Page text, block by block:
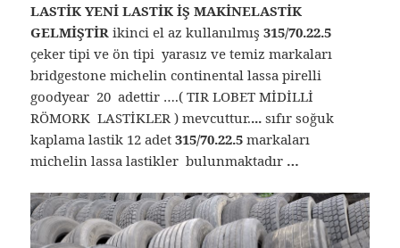
LASTİK YENİ LASTİK İŞ MAKİNELASTİK
GELMİŞTİRikinci el az kullanılmış315/70.22.5
çeker tipi ve ön tipi yarasız ve temiz markaları
bridgestone michelin continental lassa pirelli
goodyear 20 adettir ….( TIR LOBET MİDİLLİ
RÖMORK LASTİKLER ) mevcuttur....sıfır soğuk
kaplama lastik 12 adet315/70.22.5 markaları
michelin lassa lastikler bulunmaktadır …